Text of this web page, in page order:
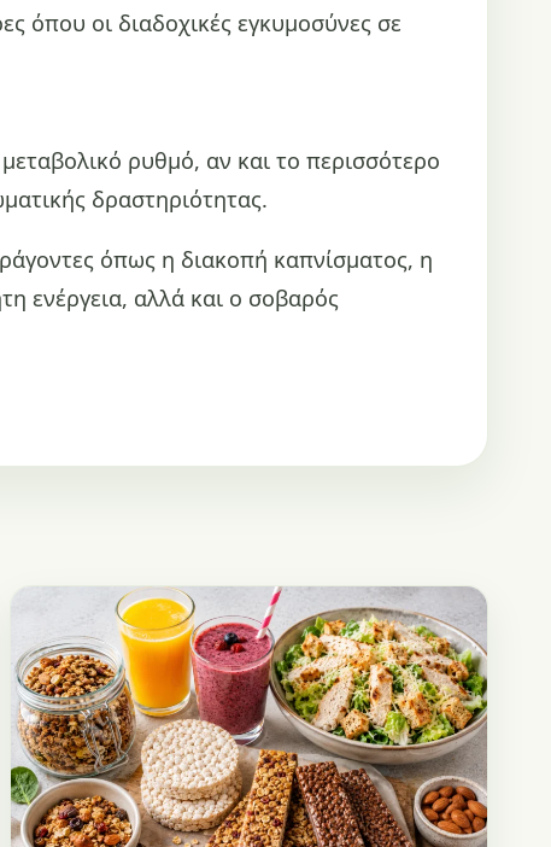
όπου οι διαδοχικές εγκυμοσύνες σε
ρυθμό, αν και το περισσότερο
δραστηριότητας.
όπως η διακοπή καπνίσματος, η
ενέργεια, αλλά και ο σοβαρός